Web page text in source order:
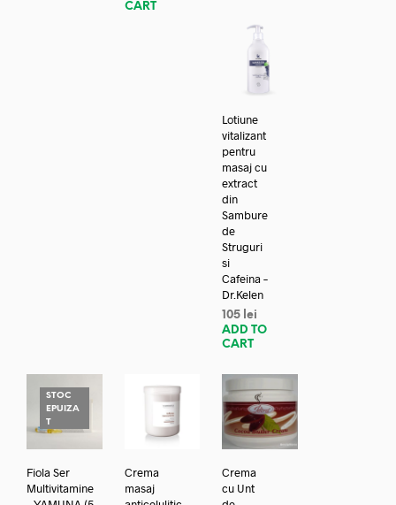
CART
Lotiune
vitalizant
pentru
masaj cu
extract
din
Sambure
de
Struguri
si
Cafeina –
Dr.Kelen
105 lei
ADD TO
CART
STOC
EPUIZA
T
Fiola Ser
Multivitamine
Crema
masaj
Crema
cu Unt